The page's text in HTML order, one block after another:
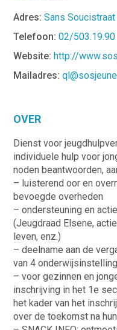
Adres: Sans
Telefoon: 02/503.19.90
Website:http://
Mailadres:
OVER
Dienst voor
individuele hulp voor
noden beantwoorden,
– luisterend oor en
bevoegde overheden
– ondersteuning en
(Jeugdraad Elsene,
leven, enz.)
– deelname aan de
van 4
– voor gezinnen en
inschrijving in het 1e
het kader van het
over de toekomst na